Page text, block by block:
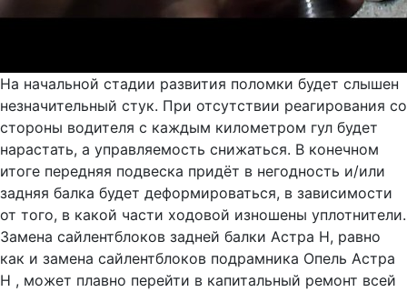
На начальной стадии развития поломки будет слышен
незначительный стук. При отсутствии реагирования со
стороны водителя с каждым километром гул будет
нарастать, а управляемость снижаться. В конечном
итоге передняя подвеска придёт в негодность и/или
задняя балка будет деформироваться, в зависимости
от того, в какой части ходовой изношены уплотнители.
Замена сайлентблоков задней балки Астра H, равно
как и замена сайлентблоков подрамника Опель Астра
Н , может плавно перейти в капитальный ремонт всей